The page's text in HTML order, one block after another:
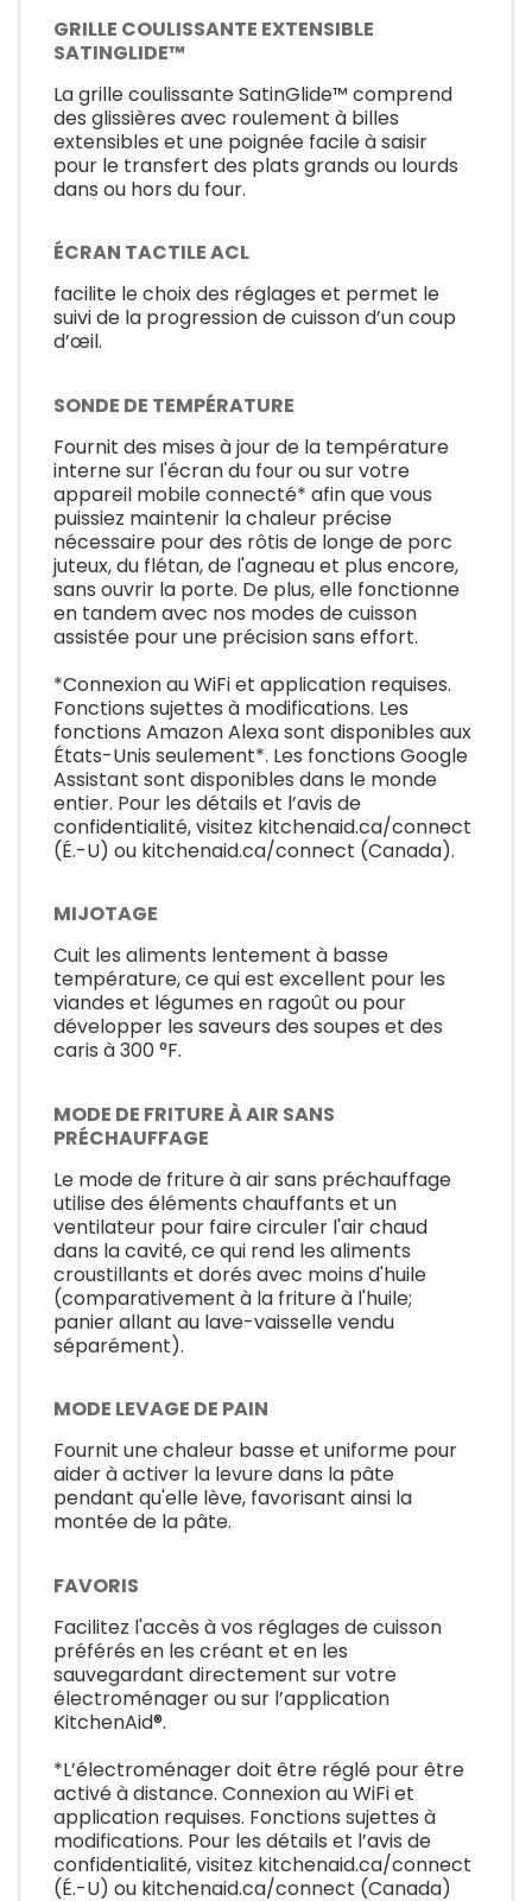
GRILLE COULISSANTE EXTENSIBLE
SATINGLIDE™
La grille coulissante SatinGlide™ comprend
des glissières avec roulement à billes
extensibles et une poignée facile à saisir
pour le transfert des plats grands ou lourds
dans ou hors du four.
ÉCRAN TACTILE ACL
facilite le choix des réglages et permet le
suivi de la progression de cuisson d’un coup
d’œil.
SONDE DE TEMPÉRATURE
Fournit des mises à jour de la température
interne sur l'écran du four ou sur votre
appareil mobile connecté* afin que vous
puissiez maintenir la chaleur précise
nécessaire pour des rôtis de longe de porc
juteux, du flétan, de l'agneau et plus encore,
sans ouvrir la porte. De plus, elle fonctionne
en tandem avec nos modes de cuisson
assistée pour une précision sans effort.
*Connexion au WiFi et application requises.
Fonctions sujettes à modifications. Les
fonctions Amazon Alexa sont disponibles aux
États-Unis seulement*. Les fonctions Google
Assistant sont disponibles dans le monde
entier. Pour les détails et l’avis de
confidentialité, visitez kitchenaid.ca/connect
(É.-U) ou kitchenaid.ca/connect (Canada).
MIJOTAGE
Cuit les aliments lentement à basse
température, ce qui est excellent pour les
viandes et légumes en ragoût ou pour
développer les saveurs des soupes et des
caris à 300 °F.
MODE DE FRITURE À AIR SANS
PRÉCHAUFFAGE
Le mode de friture à air sans préchauffage
utilise des éléments chauffants et un
ventilateur pour faire circuler l'air chaud
dans la cavité, ce qui rend les aliments
croustillants et dorés avec moins d'huile
(comparativement à la friture à l'huile;
panier allant au lave-vaisselle vendu
séparément).
MODE LEVAGE DE PAIN
Fournit une chaleur basse et uniforme pour
aider à activer la levure dans la pâte
pendant qu'elle lève, favorisant ainsi la
montée de la pâte.
FAVORIS
Facilitez l'accès à vos réglages de cuisson
préférés en les créant et en les
sauvegardant directement sur votre
électroménager ou sur l’application
KitchenAid®.
*L’électroménager doit être réglé pour être
activé à distance. Connexion au WiFi et
application requises. Fonctions sujettes à
modifications. Pour les détails et l’avis de
confidentialité, visitez kitchenaid.ca/connect
(É.-U) ou kitchenaid.ca/connect (Canada)